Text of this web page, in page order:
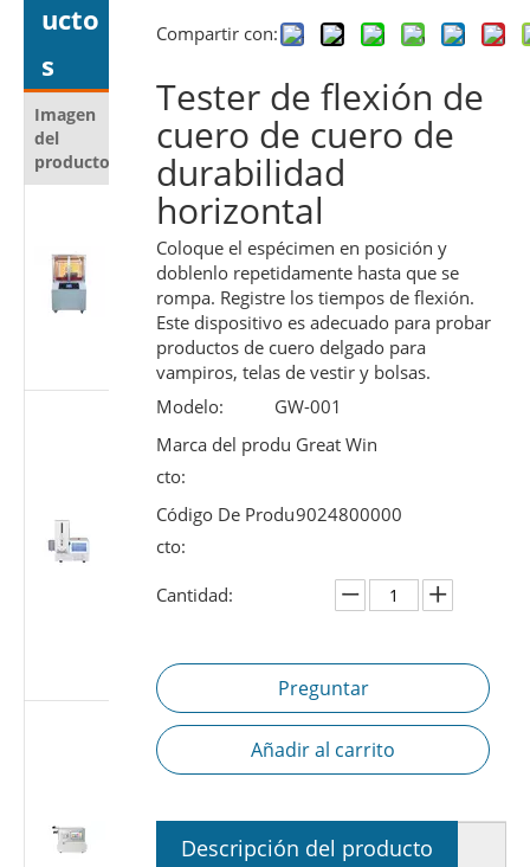
ucto
s
Imagen
del
producto
Nombre del
producto
Probador
resistencia al
corte para
materiales
protectores
Probador de
rendimiento
deslizante de
médica |
Máquina de
fuerza del
7886-1
Probador de
fugas de aire
de jeringa
Probador de
estanqueidad
Compartir con:
Tester de flexión de
cuero de cuero de
durabilidad
horizontal
Coloque el espécimen en posición y
doblenlo repetidamente hasta que se
rompa. Registre los tiempos de flexión.
Este dispositivo es adecuado para probar
productos de cuero delgado para
vampiros, telas de vestir y bolsas.
Modelo:
GW-001
Marca del produ
cto:
Great Win
Código De Produ
cto:
9024800000
Cantidad:
Preguntar
Añadir al carrito
Descripción del producto